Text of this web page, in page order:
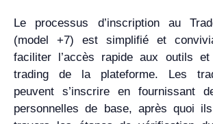
Le processus d’inscription au
(model +7) est simplifié et
faciliter l’accès rapide aux outils
trading de la plateforme. Les
peuvent s’inscrire en fournissant
personnelles de base, après quoi